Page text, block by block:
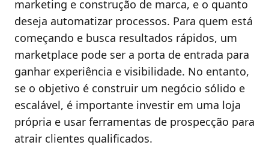
marketing e construção de marca, e o quanto
deseja automatizar processos. Para quem está
começando e busca resultados rápidos, um
marketplace pode ser a porta de entrada para
ganhar experiência e visibilidade. No entanto,
se o objetivo é construir um negócio sólido e
escalável, é importante investir em uma loja
própria e usar ferramentas de prospecção para
atrair clientes qualificados.